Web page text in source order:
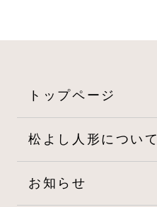
ョ
ン
トップページ
松よし人形について
お知らせ